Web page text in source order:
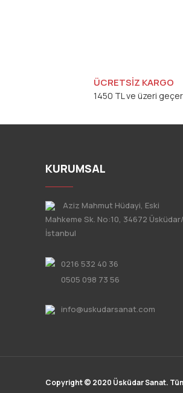
ÜCRETSİZ KARGO
1450 TL ve üzeri
KURUMSAL
Aziz Mahmut Hüdayi, Eski
Mahkeme Sk. No:10, 34672 Üsküdar/
İstanbul
0216 532 40 36
0505 098 73 56
info@uskudarsanat.com
Copyright © 2020 Üsküdar Sanat. Tüm